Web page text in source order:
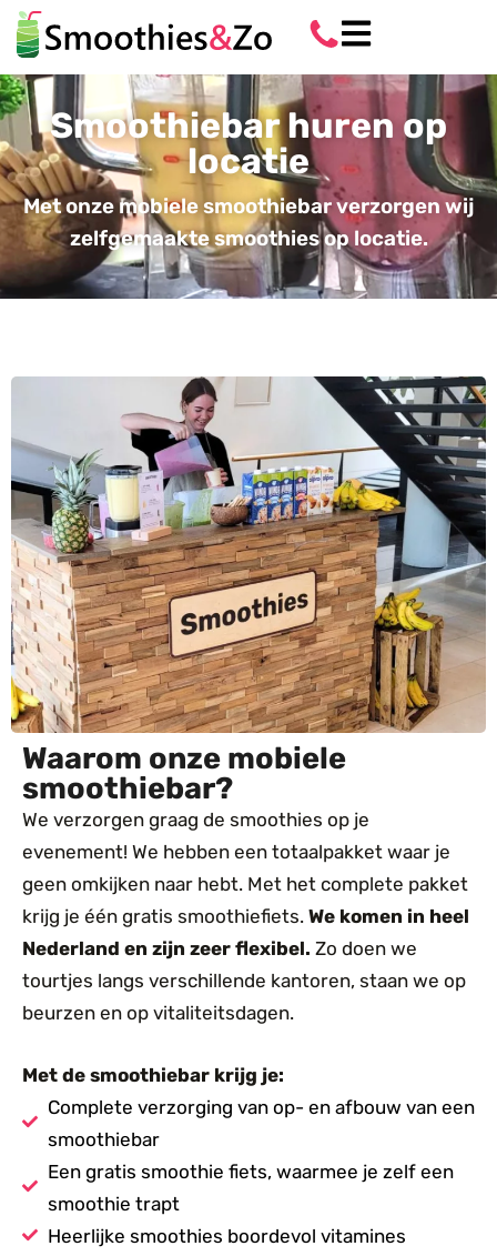
Smoothiebar huren op
locatie
Met onze mobiele smoothiebar verzorgen wij
zelfgemaakte smoothies op locatie.
Waarom onze mobiele
smoothiebar?
We verzorgen graag de smoothies op je
evenement! We hebben een totaalpakket waar je
geen omkijken naar hebt. Met het complete pakket
krijg je één gratis smoothiefiets. We komen in heel
Nederland en zijn zeer flexibel. Zo doen we
tourtjes langs verschillende kantoren, staan we op
beurzen en op vitaliteitsdagen.
Met de smoothiebar krijg je:
Complete verzorging van op- en afbouw van een
smoothiebar
Een gratis smoothie fiets, waarmee je zelf een
smoothie trapt
Heerlijke smoothies boordevol vitamines